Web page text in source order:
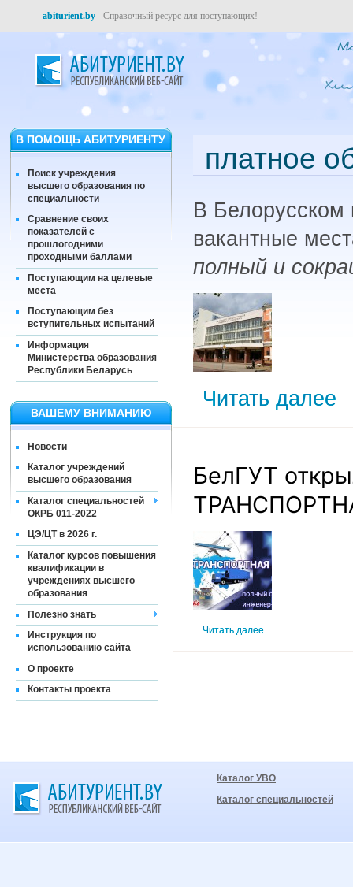
abiturient.by - Справочный ресурс для поступающих!
В ПОМОЩЬ АБИТУРИЕНТУ
Поиск учреждения
высшего образования по
специальности
Сравнение своих
показателей с
прошлогодними
проходными баллами
Поступающим на целевые
места
Поступающим без
вступительных испытаний
Информация
Министерства образования
Республики Беларусь
ВАШЕМУ ВНИМАНИЮ
Новости
Каталог учреждений
высшего образования
Каталог специальностей
ОКРБ 011-2022
ЦЭ/ЦТ в 2026 г.
Каталог курсов повышения
квалификации в
учреждениях высшего
образования
Полезно знать
Инструкция по
использованию сайта
О проекте
Контакты проекта
платное
В Белорусском
вакантные
полный и
Читать далее
БелГУТ
Читать далее
Каталог УВО
Каталог специальностей